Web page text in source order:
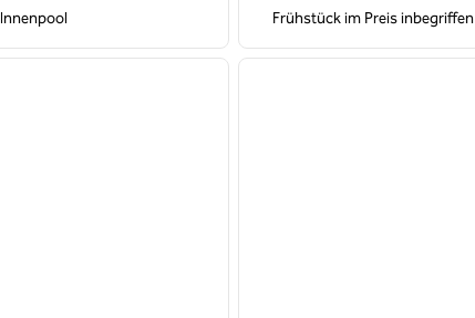
Innenpool Frühstück im Preis inbegriffen
nächstes Bild
1 von 12